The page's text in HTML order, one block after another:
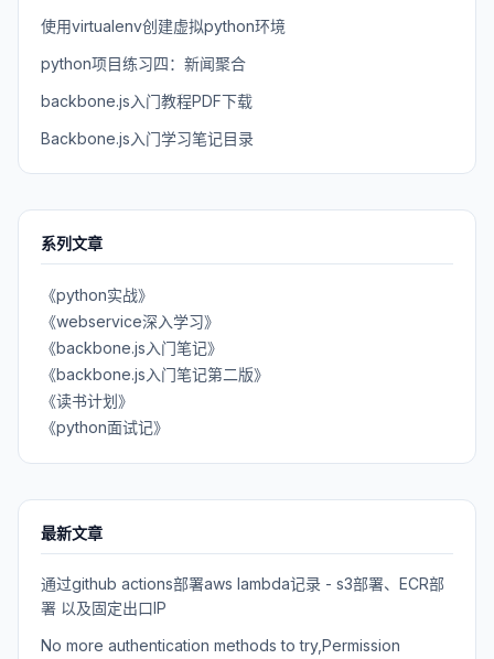
使用virtualenv创建虚拟python环境
python项目练习四：新闻聚合
backbone.js入门教程PDF下载
Backbone.js入门学习笔记目录
系列文章
《python实战》
《webservice深入学习》
《backbone.js入门笔记》
《backbone.js入门笔记第二版》
《读书计划》
《python面试记》
最新文章
通过github actions部署aws lambda记录 - s3部署、ECR部
署 以及固定出口IP
No more authentication methods to try,Permission